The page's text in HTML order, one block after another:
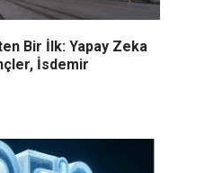
Bir İlk: Yapay Zeka
İsdemir